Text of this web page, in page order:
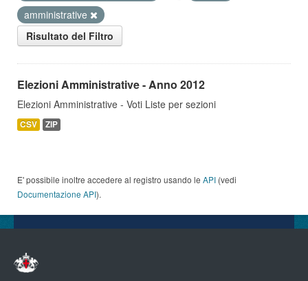
amministrative
Risultato del Filtro
Elezioni Amministrative - Anno 2012
Elezioni Amministrative - Voti Liste per sezioni
CSV ZIP
E' possibile inoltre accedere al registro usando le API (vedi
Documentazione API).